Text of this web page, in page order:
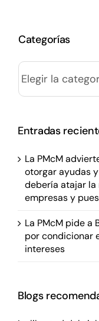
Categorías
Categorías
Entradas
La PMcM
otorgar ayudas
debería atajar
empresas y
La PMcM pide a
por condicionar
intereses
Blogs